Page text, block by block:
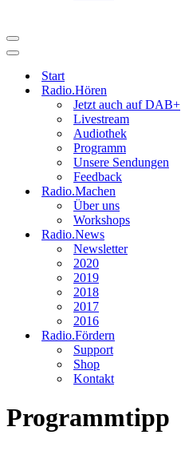
Navigationsmenü
Navigationsmenü
Start
Radio.Hören
Jetzt auch auf DAB+
Livestream
Audiothek
Programm
Unsere Sendungen
Feedback
Radio.Machen
Über uns
Workshops
Radio.News
Newsletter
2020
2019
2018
2017
2016
Radio.Fördern
Support
Shop
Kontakt
Programmtipp